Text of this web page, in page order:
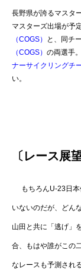
長野県が誇るマスタ
マスターズ出場が予
（COGS）
と、同チ
（COGS） の両選手
ナーサイクリングチー
い。
〔レース展望
もちろんU-23日
いないのだが、どん
山田と共に「逃げ」
合、もはや誰がこの
なレースも予測され